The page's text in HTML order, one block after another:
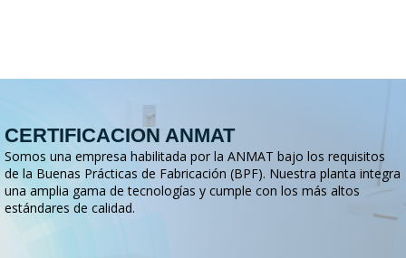
CERTIFICACION ANMAT
Somos una empresa habilitada por la ANMAT bajo los requisitos
de la Buenas Prácticas de Fabricación (BPF). Nuestra planta integra
una amplia gama de tecnologías y cumple con los más altos
estándares de calidad.